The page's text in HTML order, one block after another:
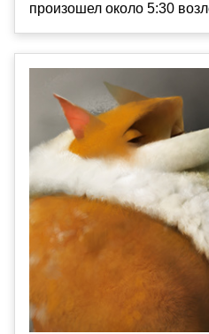
произошел около 5:30